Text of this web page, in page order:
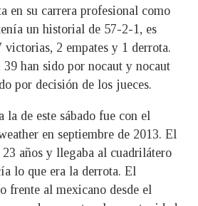
en su carrera profesional como
un historial de 57-2-1, es
victorias, 2 empates y 1 derrota.
han sido por nocaut y nocaut
por decisión de los jueces.
la de este sábado fue con el
en septiembre de 2013. El
años y llegaba al cuadrilátero
lo que era la derrota. El
frente al mexicano desde el